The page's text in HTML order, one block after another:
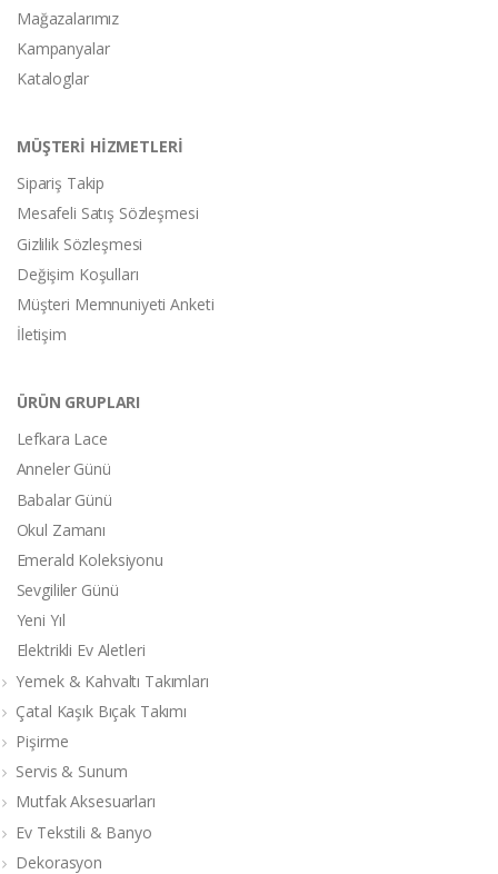
Mağazalarımız
Kampanyalar
Kataloglar
MÜŞTERİ HİZMETLERİ
Sipariş Takip
Mesafeli Satış Sözleşmesi
Gizlilik Sözleşmesi
Değişim Koşulları
Müşteri Memnuniyeti Anketi
İletişim
ÜRÜN GRUPLARI
Lefkara Lace
Anneler Günü
Babalar Günü
Okul Zamanı
Emerald Koleksiyonu
Sevgililer Günü
Yeni Yıl
Elektrikli Ev Aletleri
Yemek & Kahvaltı Takımları
Çatal Kaşık Bıçak Takımı
Pişirme
Servis & Sunum
Mutfak Aksesuarları
Ev Tekstili & Banyo
Dekorasyon